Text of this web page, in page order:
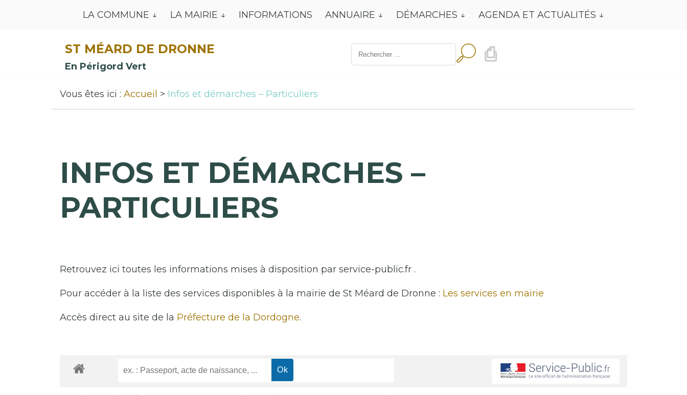
LA COMMUNE LA MAIRIE INFORMATIONS ANNUAIRE DÉMARCHES AGENDA ET ACTUALITÉS
ST MÉARD DE DRONNE
En Périgord Vert
Résultat
de
⎙
Vous êtes ici : Accueil Infos et démarches – Particuliers
INFOS ET DÉMARCHES –
PARTICULIERS
Retrouvez ici toutes les informations mises à disposition par service-public.fr .
Pour accéder à la liste des services disponibles à la mairie de St Méard de Dronne : Les services en mairie
Accès direct au site de la Préfecture de la Dordogne.